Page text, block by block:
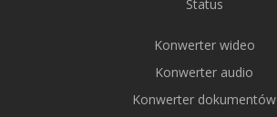
Status
Konwerter wideo
Konwerter audio
Konwerter dokumentów